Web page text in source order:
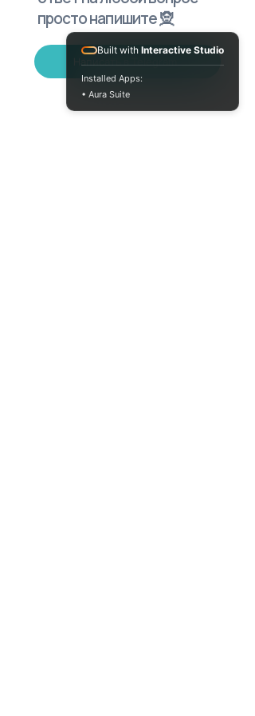
просто напишите 🧝
Написать в Telegram
Built with Interactive Studio
Installed Apps:
• Aura Suite